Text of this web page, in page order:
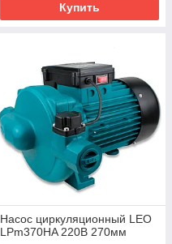
Купить
Насос циркуляционный LEO
LPm370HA 220В 270мм